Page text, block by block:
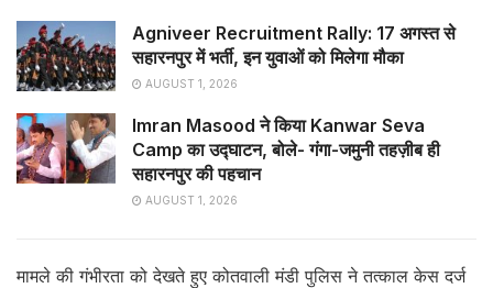
Agniveer Recruitment Rally: 17 अगस्त से
सहारनपुर में भर्ती, इन युवाओं को मिलेगा मौका
AUGUST 1, 2026
Imran Masood ने किया Kanwar Seva
Camp का उद्घाटन, बोले- गंगा-जमुनी तहज़ीब ही
सहारनपुर की पहचान
AUGUST 1, 2026
मामले की गंभीरता को देखते हुए कोतवाली मंडी पुलिस ने तत्काल केस दर्ज